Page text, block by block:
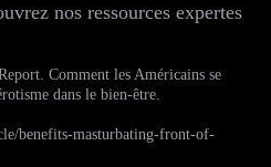
nos ressources expertes
Comment les Américains se
dans le bien-être.
benefits-masturbating-front-of-